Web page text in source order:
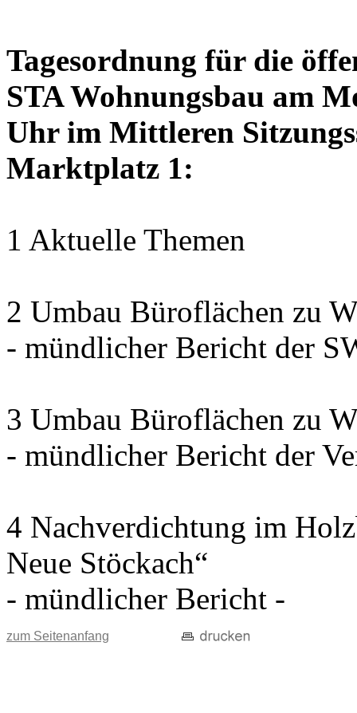
Tagesordnung für die
STA Wohnungsbau am
Uhr im Mittleren
Marktplatz 1:
1 Aktuelle Themen
2 Umbau Büroflächen zu
- mündlicher Bericht der
3 Umbau Büroflächen zu
- mündlicher Bericht der
4 Nachverdichtung im
Neue Stöckach“
- mündlicher Bericht -
zum Seitenanfang